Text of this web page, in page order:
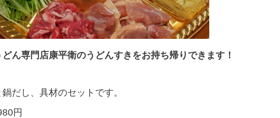
ん専門店康平衛のうどんすきをお持ち帰りできます！
だし、具材のセットです。
円